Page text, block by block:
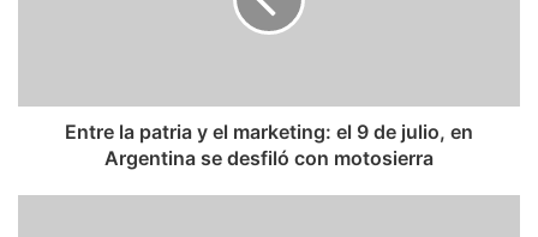
de
Entre la patria y el marketing: el 9 de julio, en
Argentina se desfiló con motosierra